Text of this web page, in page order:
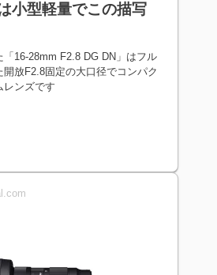
小型軽量でこの描写
「16-28mm F2.8 DG DN」はフル
放F2.8固定の大口径でコンパク
レンズです